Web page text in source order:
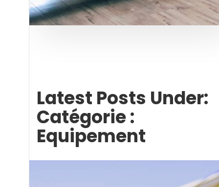
Latest Posts Under:
Catégorie :
Equipement